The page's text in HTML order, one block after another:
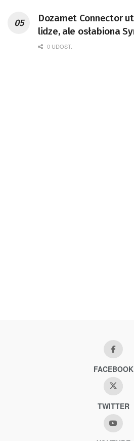
Dozamet Connector
lidze, ale osłabiona
postraszyła
0 UDOST.
FACEBOOK
TWITTER